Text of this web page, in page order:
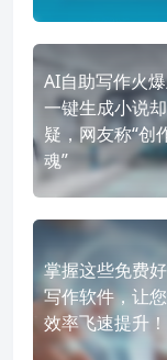
AI自助写作火爆
一键生成小说
疑，网友称“创
魂”
掌握这些免费
写作软件，让
效率飞速提升！